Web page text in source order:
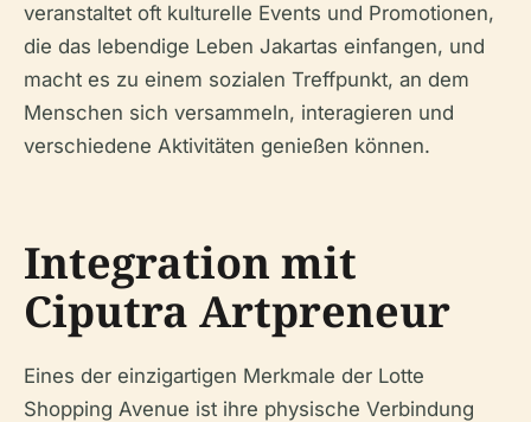
veranstaltet oft kulturelle Events und Promotionen,
die das lebendige Leben Jakartas einfangen, und
macht es zu einem sozialen Treffpunkt, an dem
Menschen sich versammeln, interagieren und
verschiedene Aktivitäten genießen können.
Integration mit
Ciputra Artpreneur
Eines der einzigartigen Merkmale der Lotte
Shopping Avenue ist ihre physische Verbindung